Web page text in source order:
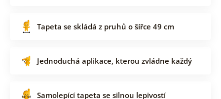
Tapeta se skládá z pruhů o šířce 49 cm
Jednoduchá aplikace, kterou zvládne každý
Samolepící tapeta se silnou lepivostí